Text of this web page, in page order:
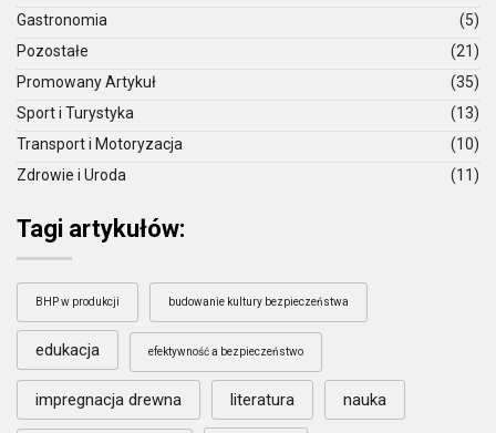
Gastronomia
(5)
Pozostałe
(21)
Promowany Artykuł
(35)
Sport i Turystyka
(13)
Transport i Motoryzacja
(10)
Zdrowie i Uroda
(11)
Tagi artykułów:
BHP w produkcji budowanie kultury bezpieczeństwa
edukacja efektywność a bezpieczeństwo
impregnacja drewna literatura nauka